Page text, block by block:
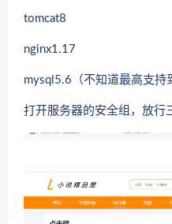
tomcat8
nginx1.17
mysql5.6（不知道最高支持
打开服务器的安全组，放